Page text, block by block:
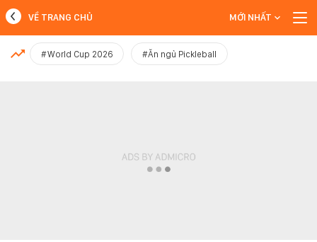
MỚI NHẤT
VỀ TRANG CHỦ MỚI NHẤT
#World Cup 2026 #Ăn ngủ Pickleball